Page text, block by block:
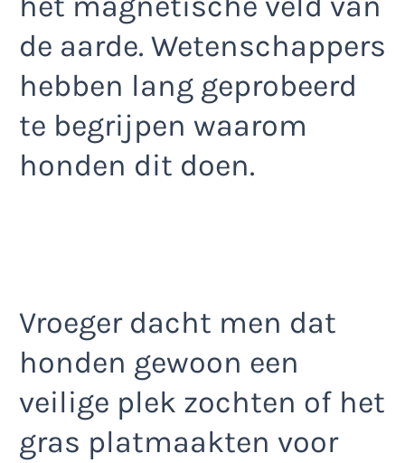
de aarde. Wetenschappers
hebben lang geprobeerd
te begrijpen waarom
honden dit doen.
Vroeger dacht men dat
honden gewoon een
veilige plek zochten of het
gras platmaakten voor